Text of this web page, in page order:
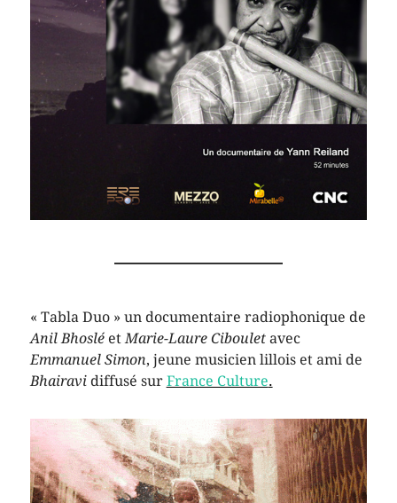
« Tabla Duo » un documentaire radiophonique de
Anil BhosléetMarie-Laure Cibouletavec
Emmanuel Simon, jeune musicien lillois et ami de
Bhairavidiffusé sur France Culture.